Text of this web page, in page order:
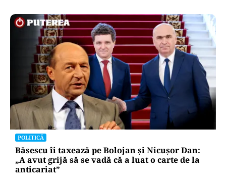
POLITICĂ
Băsescu îi taxează pe Bolojan și Nicușor Dan:
„A avut grijă să se vadă că a luat o carte de la
anticariat”